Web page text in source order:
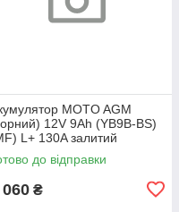
MOTO AGM
12V 9Ah (YB9B-ВS)
L+ 130A залитий
до відправки
060 ₴